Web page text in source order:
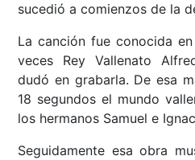
sucedió a comienzos de la
La canción fue conocida
veces Rey Vallenato
dudó en grabarla. De esa
18 segundos el mundo
los hermanos Samuel e
Seguidamente esa obra